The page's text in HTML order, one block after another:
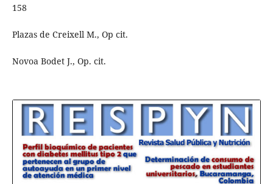
158
Plazas de Creixell M., Op cit.
Novoa Bodet J., Op. cit.